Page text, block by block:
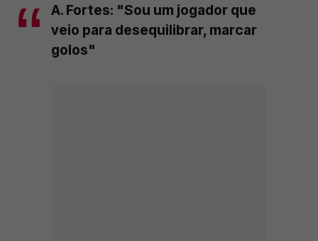
A. Fortes: "Sou um jogador que
veio para desequilibrar, marcar
golos"